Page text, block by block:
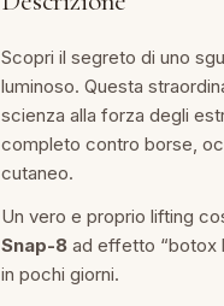
Scopri il segreto di uno
luminoso. Questa
scienza alla forza degli
completo contro borse,
cutaneo.
Un vero e proprio lifting
Snap-8 ad effetto “botox
in pochi giorni.